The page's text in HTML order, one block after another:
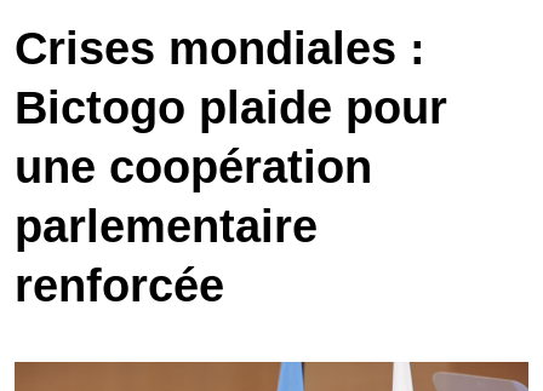
Crises mondiales :
Bictogo plaide pour
une coopération
parlementaire
renforcée